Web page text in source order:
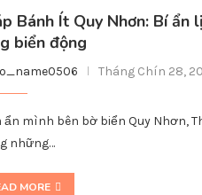
Bánh Ít Quy Nhơn: Bí ẩn
biển động
Tháng Chín 28,
ẩn mình bên bờ biển Quy Nhơn,
những…
MORE